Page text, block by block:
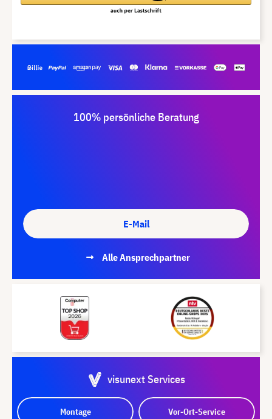
100% persönliche Beratung
E-Mail
Alle Ansprechpartner
visunext Services
Montage Vor-Ort-Service